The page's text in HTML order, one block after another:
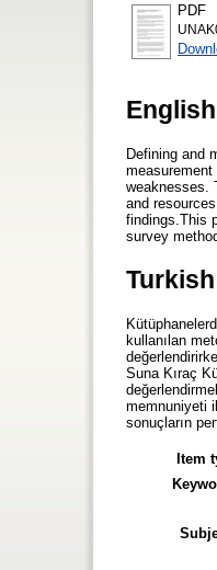
PDF
Defining and
weaknesses.
and
findings.This
survey
kullanılan
Suna Kıraç
memnuniyeti
sonuçların
Item